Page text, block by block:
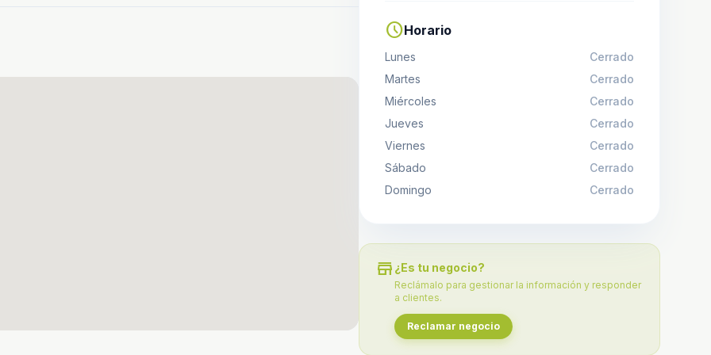
scheduleHorario
Lunes
Cerrado
Martes
Cerrado
Miércoles
Cerrado
Jueves
Cerrado
Viernes
Cerrado
Sábado
Cerrado
Domingo
Cerrado
store ¿Es tu negocio?
Reclámalo para gestionar la información y responder
a clientes.
Reclamar negocio